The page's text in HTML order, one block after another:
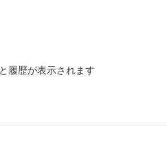
履歴が表示されます